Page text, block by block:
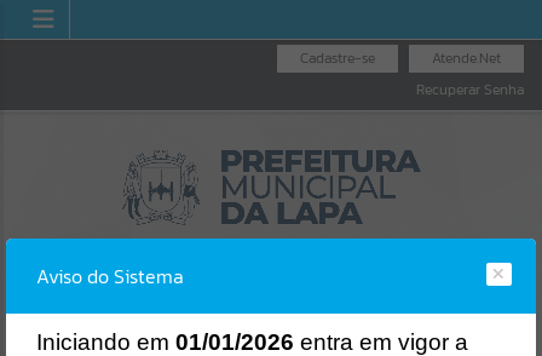
Atende.Net
Cadastre-se
Recuperar Senha
Aviso do Sistema
Iniciando em 01/01/2026 entra em vigor a